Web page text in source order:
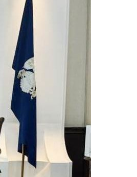
наблюдению
Авг 8, 2026
Авг 7, 2026
водохранилища Волги и
Камы в августе может
превысить норму почти в
полтора раза
Авг 7, 2026